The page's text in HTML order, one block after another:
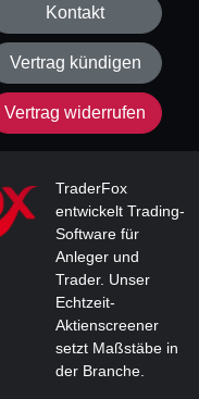
Kontakt
Vertrag kündigen
Vertrag widerrufen
TraderFox
entwickelt Trading-
Software für
Anleger und
Trader. Unser
Echtzeit-
Aktienscreener
setzt Maßstäbe in
der Branche.